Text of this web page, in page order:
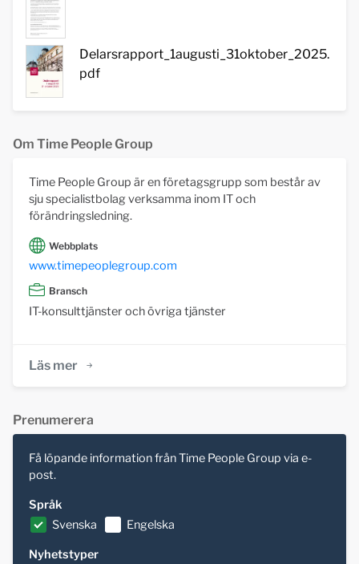
Delarsrapport_1augusti_31oktober_2025.
pdf
Om Time People Group
Time People Group är en företagsgrupp som består av
sju specialistbolag verksamma inom IT och
förändringsledning.
Webbplats
www.timepeoplegroup.com
Bransch
IT-konsulttjänster och övriga tjänster
Läs mer
Prenumerera
Få löpande information från Time People Group via e-
post.
Språk
Svenska
Engelska
Nyhetstyper